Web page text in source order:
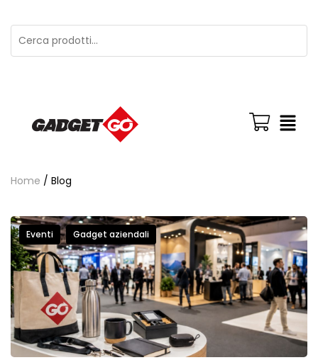
Home / Blog
Eventi Gadget aziendali